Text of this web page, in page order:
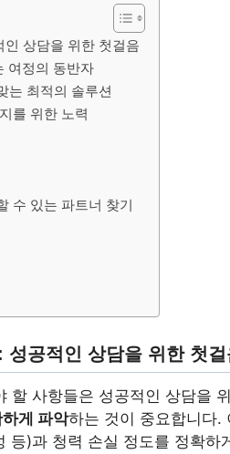
상담을 위한 첫걸음
여정의 동반자
는 최적의 솔루션
를 위한 노력
수 있는 파트너 찾기
공적인 상담을 위한 첫걸
할 사항들은 성공적인 상담을
게 파악하는 것이 중요합니다.
등)과 청력 손실 정도를 정확하